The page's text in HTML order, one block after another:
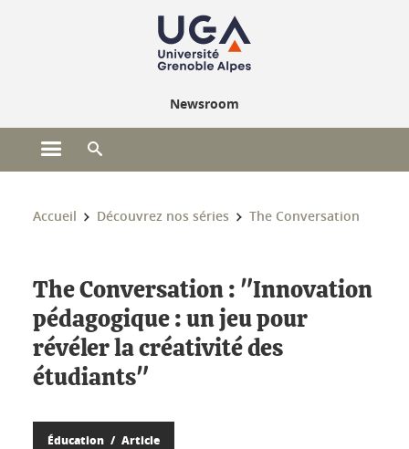
Newsroom
Ouvrir le menu principal
Vous êtes ici :
Accueil Découvrez nos séries The Conversation
The Conversation : "Innovation
pédagogique : un jeu pour
révéler la créativité des
étudiants"
Éducation Article